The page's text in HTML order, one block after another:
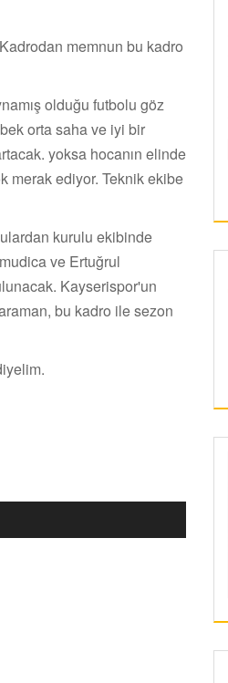
memnun bu kadro
olduğu futbolu göz
orta saha ve iyi bir
yoksa hocanın elinde
merak ediyor. Teknik ekibe
kurulu ekibinde
ve Ertuğrul
Kayserispor'un
bu kadro ile sezon